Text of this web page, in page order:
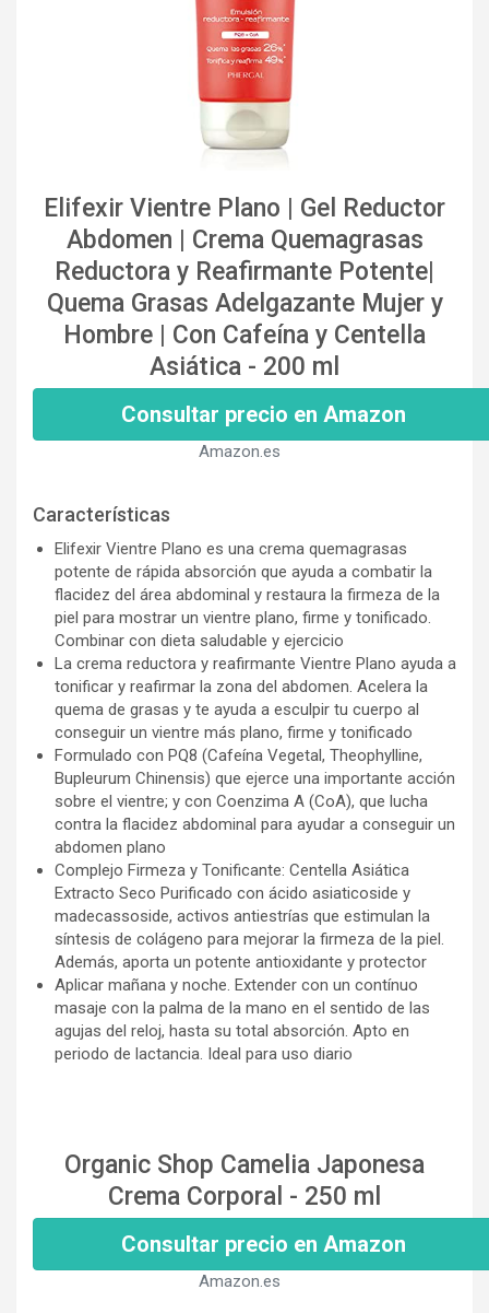
Elifexir Vientre Plano | Gel Reductor
Abdomen | Crema Quemagrasas
Reductora y Reafirmante Potente|
Quema Grasas Adelgazante Mujer y
Hombre | Con Cafeína y Centella
Asiática - 200 ml
Consultar precio en Amazon
Amazon.es
Características
Elifexir Vientre Plano es una crema quemagrasas
potente de rápida absorción que ayuda a combatir la
flacidez del área abdominal y restaura la firmeza de la
piel para mostrar un vientre plano, firme y tonificado.
Combinar con dieta saludable y ejercicio
La crema reductora y reafirmante Vientre Plano ayuda a
tonificar y reafirmar la zona del abdomen. Acelera la
quema de grasas y te ayuda a esculpir tu cuerpo al
conseguir un vientre más plano, firme y tonificado
Formulado con PQ8 (Cafeína Vegetal, Theophylline,
Bupleurum Chinensis) que ejerce una importante acción
sobre el vientre; y con Coenzima A (CoA), que lucha
contra la flacidez abdominal para ayudar a conseguir un
abdomen plano
Complejo Firmeza y Tonificante: Centella Asiática
Extracto Seco Purificado con ácido asiaticoside y
madecassoside, activos antiestrías que estimulan la
síntesis de colágeno para mejorar la firmeza de la piel.
Además, aporta un potente antioxidante y protector
Aplicar mañana y noche. Extender con un contínuo
masaje con la palma de la mano en el sentido de las
agujas del reloj, hasta su total absorción. Apto en
periodo de lactancia. Ideal para uso diario
Organic Shop Camelia Japonesa
Crema Corporal - 250 ml
Consultar precio en Amazon
Amazon.es